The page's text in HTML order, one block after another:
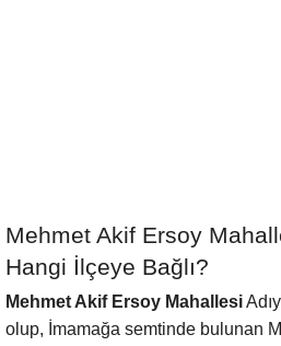
Mehmet Akif Ersoy
Hangi İlçeye Bağlı?
Mehmet Akif Ersoy Mahallesi
olup, İmamağa semtinde bulunan